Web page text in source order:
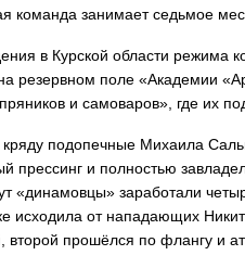
команда занимает седьмое
в Курской области режима
резервном поле «Академии
и самоваров», где их
подопечные Михаила
прессинг и полностью
«динамовцы» заработали
исходила от нападающих
прошёлся по флангу и